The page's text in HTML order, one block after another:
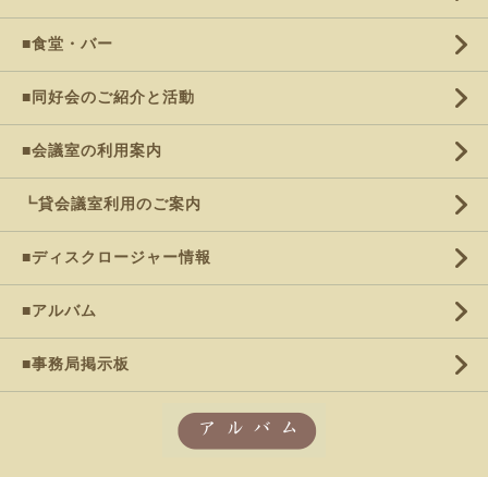
■食堂・バー
■同好会のご紹介と活動
■会議室の利用案内
┗貸会議室利用のご案内
■ディスクロージャー情報
■アルバム
■事務局掲示板